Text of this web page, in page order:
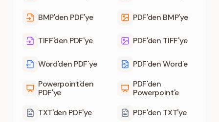
BMP'den PDF'ye
TIFF'den PDF'ye
Word'den PDF'ye
Powerpoint'den
PDF'ye
TXT'den PDF'ye
PDF'den BMP'ye
PDF'den TIFF'ye
PDF'den Word'e
PDF'den
Powerpoint'e
PDF'den TXT'ye